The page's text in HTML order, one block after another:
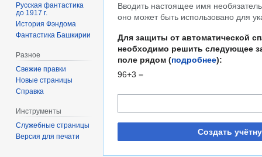
Вводить настоящее имя
оно может быть использовано для
Для защиты от автоматической
необходимо решить следующее
поле рядом (подробнее):
96+3 =
Создать
Русская фантастика
до 1917 г.
История Фэндома
Фантастика Башкирии
Разное
Свежие правки
Новые страницы
Справка
Инструменты
Служебные страницы
Версия для печати